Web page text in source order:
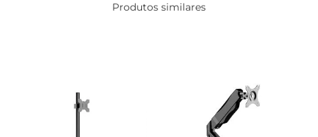
Produtos similares